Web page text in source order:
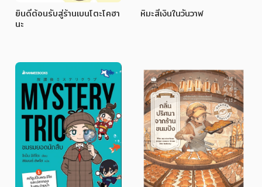
ยินดีต้อนรับสู่ร้านเบนโตะโคฮา
นะ
หิมะสีเงินในวันวาฬ